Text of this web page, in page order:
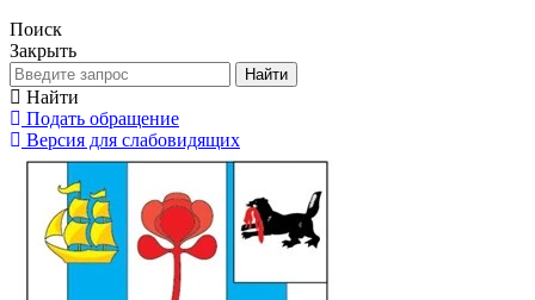
Поиск
Закрыть
Найти
Найти
Подать обращение
Версия для слабовидящих